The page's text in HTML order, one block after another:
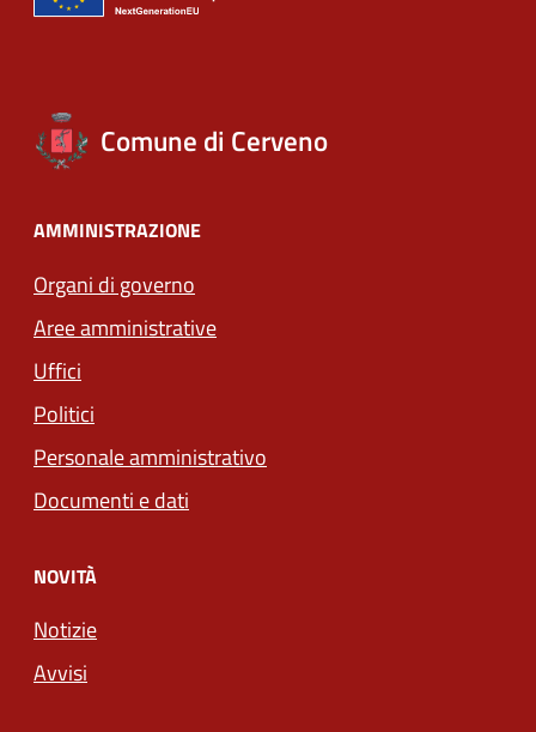
Comune di Cerveno
AMMINISTRAZIONE
Organi di governo
Aree amministrative
Uffici
Politici
Personale amministrativo
Documenti e dati
NOVITÀ
Notizie
Avvisi